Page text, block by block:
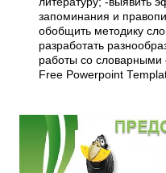
запоминания и
обобщить методику
разработать
работы со словарными
Free Powerpoint